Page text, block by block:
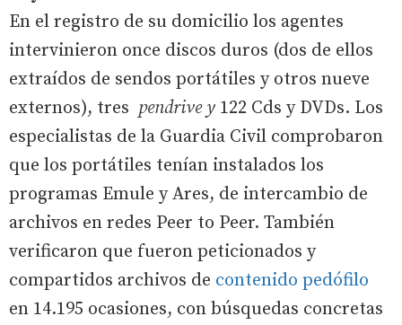
En el registro de su domicilio los agentes
intervinieron once discos duros (dos de ellos
extraídos de sendos portátiles y otros nueve
externos), tres pendrive y 122 Cds y DVDs. Los
especialistas de la Guardia Civil comprobaron
que los portátiles tenían instalados los
programas Emule y Ares, de intercambio de
archivos en redes Peer to Peer. También
verificaron que fueron peticionados y
compartidos archivos de contenido pedófilo
en 14.195 ocasiones, con búsquedas concretas